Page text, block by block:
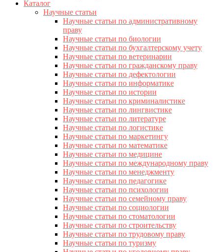
Каталог
Научные статьи
Научные статьи по административному
праву
Научные статьи по биологии
Научные статьи по бухгалтерскому учету
Научные статьи по ветеринарии
Научные статьи по гражданскому праву
Научные статьи по дефектологии
Научные статьи по информатике
Научные статьи по истории
Научные статьи по криминалистике
Научные статьи по лингвистике
Научные статьи по литературе
Научные статьи по логистике
Научные статьи по маркетингу
Научные статьи по математике
Научные статьи по медицине
Научные статьи по международному праву
Научные статьи по менеджменту
Научные статьи по педагогике
Научные статьи по психологии
Научные статьи по семейному праву
Научные статьи по социологии
Научные статьи по стоматологии
Научные статьи по строительству
Научные статьи по трудовому праву
Научные статьи по туризму